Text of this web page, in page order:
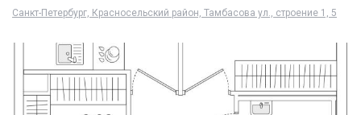
Санкт-Петербург, Красносельский район, Тамбасова ул., строение 1, 5